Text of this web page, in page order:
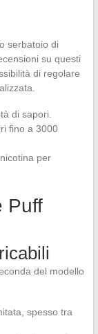
serbatoio di
su questi
di regolare
di sapori.
fino a 3000
per
Puff
del modello
spesso tra